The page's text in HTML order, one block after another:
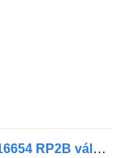
WABCO económica 1828 (01.98-) K016654 RP2B válvula neumática para Mercedes-Benz Econic (1998-2014) camión de basura